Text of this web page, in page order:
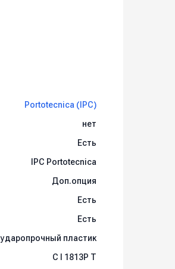
Portotecnica (IPC)
нет
Есть
IPC Portotecnica
Доп.опция
Есть
Есть
ударопрочный пластик
C I 1813P T